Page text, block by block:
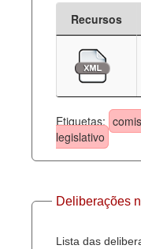
Recursos
Etiquetas:
legislativo
Deliberações
Lista das